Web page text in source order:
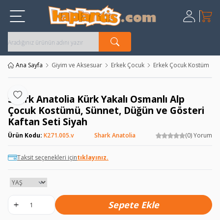
Üye
Kayıt Ol
Sepet
Ana Sayfa Giyim ve Aksesuar Erkek Çocuk Erkek Çocuk Kostüm
Favoriye Ekle
Shark Anatolia Kürk Yakalı Osmanlı Alp
Çocuk Kostümü, Sünnet, Düğün ve Gösteri
Kaftan Seti Siyah
Ürün Kodu: K271.005.v Shark Anatolia (0) Yorum
Taksit seçenekleri içintıklayınız.
Sepete Ekle